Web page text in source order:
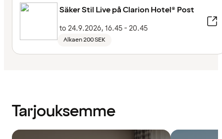
Säker Stil Live på Clarion Hotel® Post
to 24.9.2026, 16.45 - 20.45
Alkaen 200 SEK
Tarjouksemme